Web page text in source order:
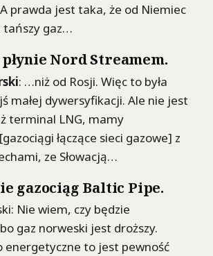
prawda jest taka, że od Niemiec
tańszy gaz…
Nord Streamem.
: …niż od Rosji. Więc to była
małej dywersyfikacji. Ale nie jest
terminal LNG, mamy
łączące sieci gazowe] z
ze Słowacją…
gazociąg Baltic Pipe.
Nie wiem, czy będzie
gaz norweski jest droższy.
energetyczne to jest pewność